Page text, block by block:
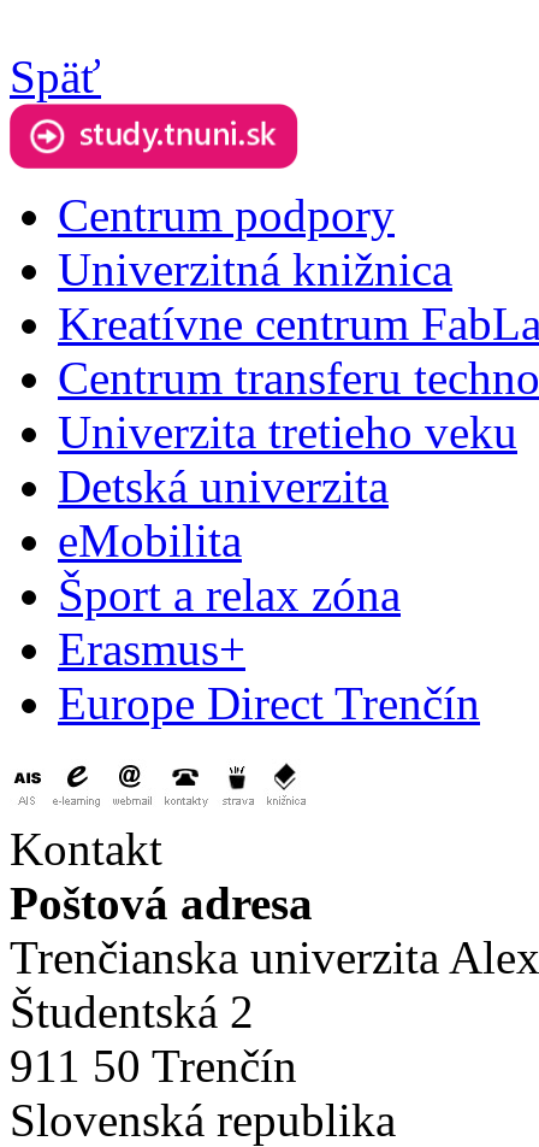
Späť
Centrum podpory
Univerzitná knižnica
Kreatívne centrum
Centrum transferu
Univerzita tretieho veku
Detská univerzita
eMobilita
Šport a relax zóna
Erasmus+
Europe Direct Trenčín
Kontakt
Poštová adresa
Trenčianska univerzita
Študentská 2
911 50 Trenčín
Slovenská republika